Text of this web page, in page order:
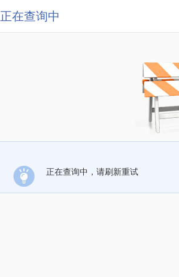
正在查询中
正在查询中，请刷新重试